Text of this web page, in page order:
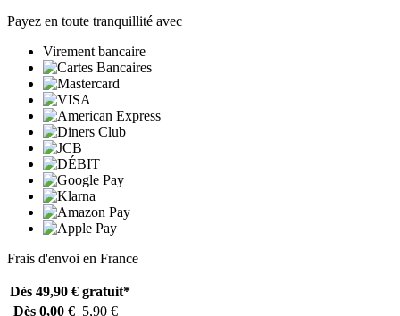
Payez en toute tranquillité avec
Virement bancaire
Frais d'envoi en France
Dès 49,90 € gratuit*
Dès 0,00 € 5,90 €